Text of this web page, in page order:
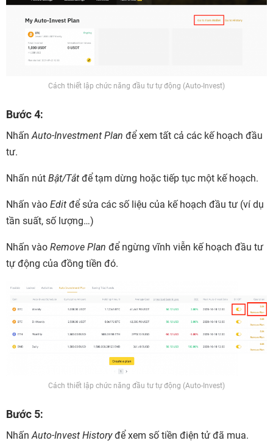
Cách thiết lập chức năng đầu tư tự động (Auto-Invest)
Bước 4:
NhấnAuto-Investment Plan để xem tất cả các kế hoạch đầu
tư.
Nhấn nút Bật/Tắt để tạm dừng hoặc tiếp tục một kế hoạch.
Nhấn vào Edit để sửa các số liệu của kế hoạch đầu tư (ví dụ
tần suất, số lượng…)
Nhấn vào Remove Plan để ngừng vĩnh viễn kế hoạch đầu tư
tự động của đồng tiền đó.
Cách thiết lập chức năng đầu tư tự động (Auto-Invest)
Bước 5:
NhấnAuto-Invest Historyđể xem số tiền điện tử đã mua.